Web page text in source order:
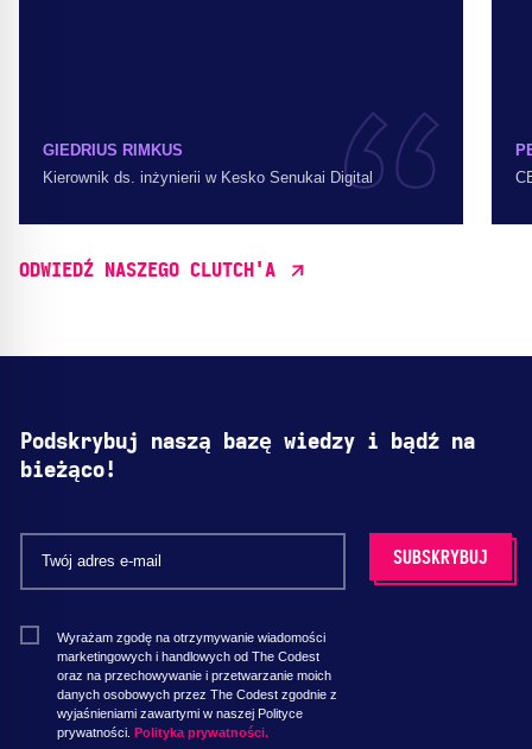
GIEDRIUS RIMKUS
Kierownik ds. inżynierii w Kesko Senukai Digital
ODWIEDŹ NASZEGO CLUTCH'A
Podskrybuj naszą bazę wiedzy i bądź na
bieżąco!
Wyrażam zgodę na otrzymywanie wiadomości
marketingowych i handlowych od The Codest
oraz na przechowywanie i przetwarzanie moich
danych osobowych przez The Codest zgodnie z
wyjaśnieniami zawartymi w naszej Polityce
prywatności. Polityka prywatności.